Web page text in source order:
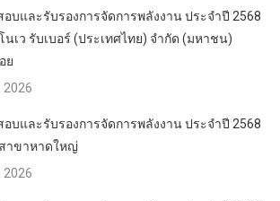
อบและรับรองการจัดการพลังงาน ประจำปี 2568
นเว รับเบอร์ (ประเทศไทย) จำกัด (มหาชน)
ย
2026
อบและรับรองการจัดการพลังงาน ประจำปี 2568
าขาหาดใหญ่
2026